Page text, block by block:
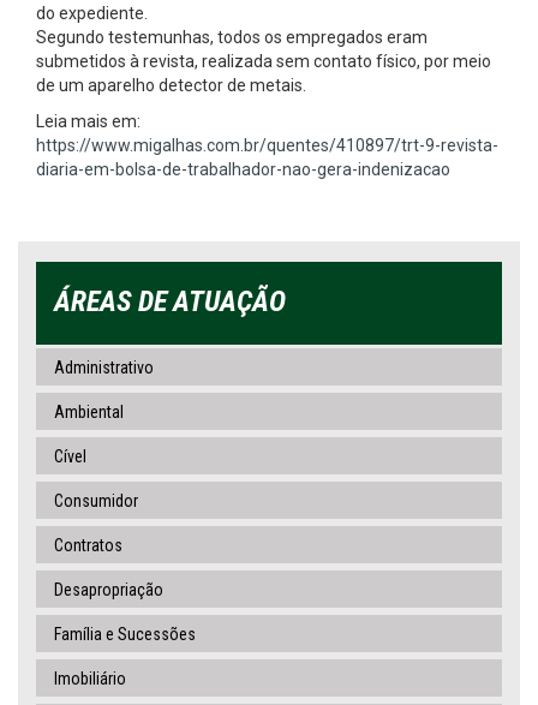
do expediente.
Segundo testemunhas, todos os empregados eram
submetidos à revista, realizada sem contato físico, por meio
de um aparelho detector de metais.
Leia mais em:
https://www.migalhas.com.br/quentes/410897/trt-9-revista-
diaria-em-bolsa-de-trabalhador-nao-gera-indenizacao
ÁREAS DE ATUAÇÃO
Administrativo
Ambiental
Cível
Consumidor
Contratos
Desapropriação
Família e Sucessões
Imobiliário